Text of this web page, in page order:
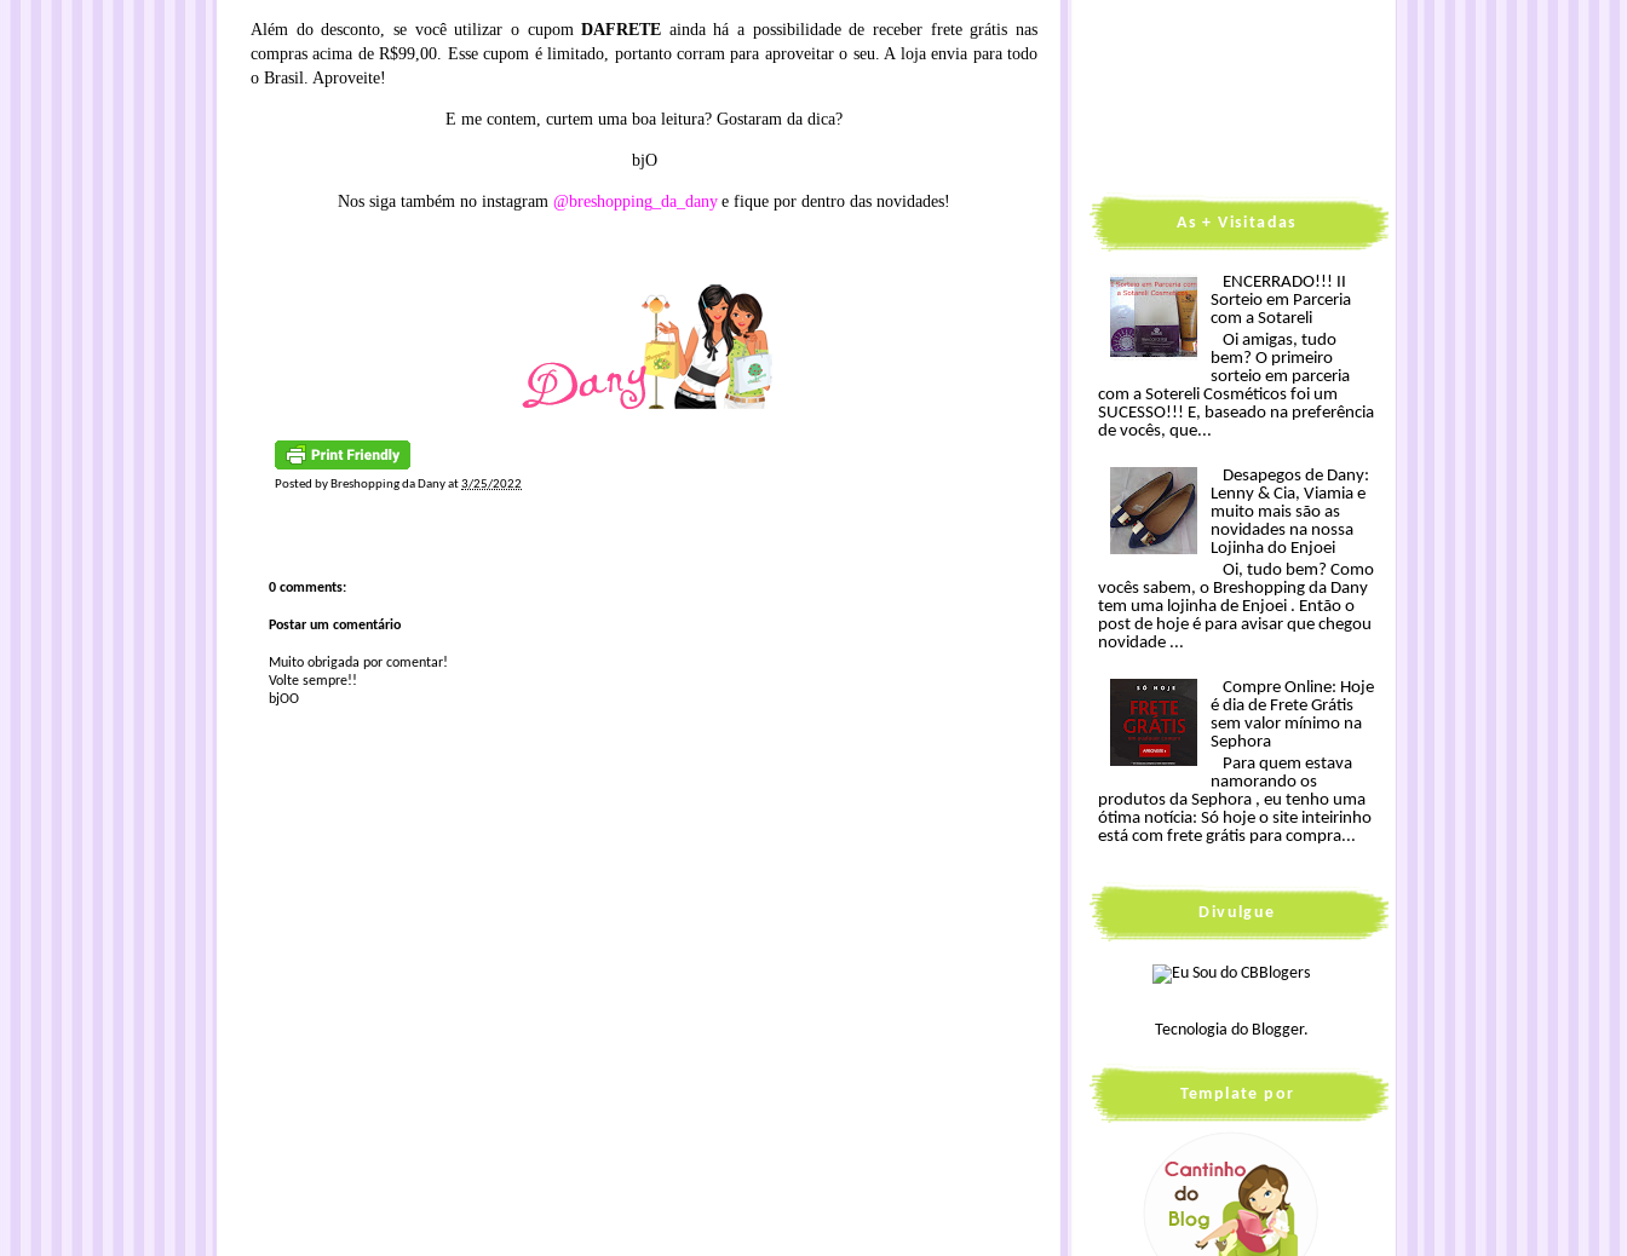
Além do desconto, se você utilizar o cupomDAFRETE ainda há a possibilidade de receber frete grátis nas
compras acima de R$99,00. Esse cupom é limitado, portanto corram para aproveitar o seu. A loja envia para todo
o Brasil. Aproveite!
E me contem, curtem uma boa leitura? Gostaram da dica?
bjO
Nos siga também no instagram @breshopping_da_dany e fique por dentro das novidades!
Posted by Breshopping da Danyat3/25/2022
0 comments:
Postar um comentário
Muito obrigada por comentar!
Volte sempre!!
bjOO
As + Visitadas
ENCERRADO!!! II
Sorteio em Parceria
com a Sotareli
Oi amigas, tudo
bem? O primeiro
sorteio em parceria
com a Sotereli Cosméticos foi um
SUCESSO!!! E, baseado na preferência
de vocês, que...
Desapegos de Dany:
Lenny & Cia, Viamia e
muito mais são as
novidades na nossa
Lojinha do Enjoei
Oi, tudo bem? Como
vocês sabem, o Breshopping da Dany
tem uma lojinha de Enjoei . Então o
post de hoje é para avisar que chegou
novidade ...
Compre Online: Hoje
é dia de Frete Grátis
sem valor mínimo na
Sephora
Para quem estava
namorando os
produtos da Sephora , eu tenho uma
ótima notícia: Só hoje o site inteirinho
está com frete grátis para compra...
Divulgue
Tecnologia do Blogger.
Template por